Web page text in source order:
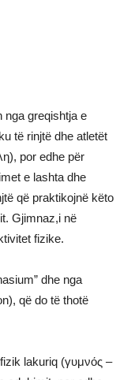
nga greqishtja e
të rinjtë dhe atletët
por edhe për
e lashta dhe
që praktikojnë këto
Gjimnaz,i në
fizike.
dhe nga
që do të thotë
lakuriq (γυμνός –